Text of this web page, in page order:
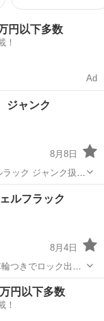
円以下多数
！
Ad
ジャンク
8月8日
よその目安です。
気持ち程
ルフラック
8月4日
つきでロック出来
94センチ
小型
円以下多数
！